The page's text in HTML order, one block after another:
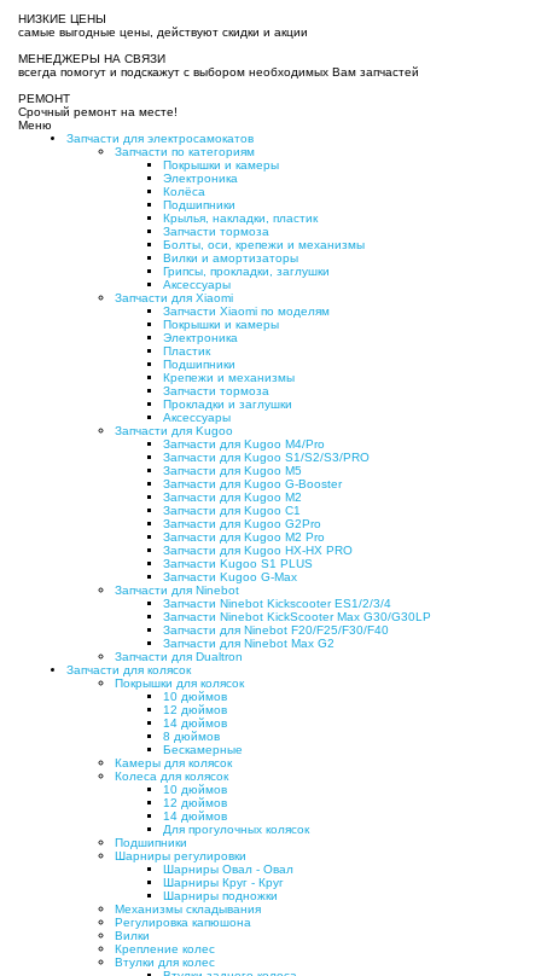
НИЗКИЕ ЦЕНЫ
самые выгодные цены, действуют скидки и акции
МЕНЕДЖЕРЫ НА СВЯЗИ
всегда помогут и подскажут с выбором необходимых Вам запчастей
РЕМОНТ
Срочный ремонт на месте!
Меню
Запчасти для электросамокатов
Запчасти по категориям
Покрышки и камеры
Электроника
Колёса
Подшипники
Крылья, накладки, пластик
Запчасти тормоза
Болты, оси, крепежи и механизмы
Вилки и амортизаторы
Грипсы, прокладки, заглушки
Аксессуары
Запчасти для Xiaomi
Запчасти Xiaomi по моделям
Покрышки и камеры
Электроника
Пластик
Подшипники
Крепежи и механизмы
Запчасти тормоза
Прокладки и заглушки
Аксессуары
Запчасти для Kugoo
Запчасти для Kugoo M4/Pro
Запчасти для Kugoo S1/S2/S3/PRO
Запчасти для Kugoo M5
Запчасти для Kugoo G-Booster
Запчасти для Kugoo M2
Запчасти для Kugoo C1
Запчасти для Kugoo G2Pro
Запчасти для Kugoo M2 Pro
Запчасти для Kugoo HX-HX PRO
Запчасти Kugoo S1 PLUS
Запчасти Kugoo G-Max
Запчасти для Ninebot
Запчасти Ninebot Kickscooter ES1/2/3/4
Запчасти Ninebot KickScooter Max G30/G30LP
Запчасти для Ninebot F20/F25/F30/F40
Запчасти для Ninebot Max G2
Запчасти для Dualtron
Запчасти для колясок
Покрышки для колясок
10 дюймов
12 дюймов
14 дюймов
8 дюймов
Бескамерные
Камеры для колясок
Колеса для колясок
10 дюймов
12 дюймов
14 дюймов
Для прогулочных колясок
Подшипники
Шарниры регулировки
Шарниры Овал - Овал
Шарниры Круг - Круг
Шарниры подножки
Механизмы складывания
Регулировка капюшона
Вилки
Крепление колес
Втулки для колес